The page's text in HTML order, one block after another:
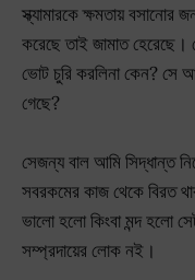
স্ক্যামারকে ক্ষমতায়
করেছে তাই জামাত
ভোট চুরি করলিনা কেন? সে
গেছে?
সেজন্য বাল আমি সিদ্ধান্ত
সবরকমের কাজ থেকে বিরত
ভালো হলো কিংবা মন্দ হলো
সম্প্রদায়ের লোক নই।